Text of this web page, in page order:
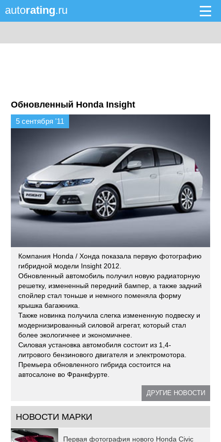
autorating.ru
Обновленный Honda Insight
5 сентября '11
Компания Honda / Хонда показала первую фотографию
гибридной модели Insight 2012.
Обновленный автомобиль получил новую радиаторную
решетку, измененный передний бампер, а также задний
спойлер стал тоньше и немного поменяла форму
крышка багажника.
Также новинка получила слегка измененную подвеску и
модернизированный силовой агрегат, который стал
более экологичнее и экономичнее.
Силовая установка автомобиля состоит из 1,4-
литрового бензинового двигателя и электромотора.
Премьера обновленного гибрида состоится на
автосалоне во Франкфурте.
ДРУГИЕ НОВОСТИ
НОВОСТИ МАРКИ
Первая фотография нового Honda Civic